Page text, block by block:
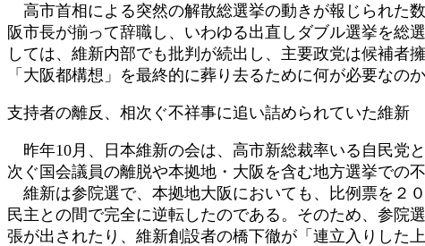
時
:
高市首相による突然の解散総選挙の動きが報じられた
阪市長が揃って辞職し、いわゆる出直しダブル選挙を総
しては、維新内部でも批判が続出し、主要政党は候補者
「大阪都構想」を最終的に葬り去るために何が必要なの
支持者の離反、相次ぐ不祥事に追い詰められていた維新
昨年10月、日本維新の会は、高市新総裁率いる自民党
次ぐ国会議員の離脱や本拠地・大阪を含む地方選挙での
維新は参院選で、本拠地大阪においても、比例票を２
民主との間で完全に逆転したのである。そのため、参院
張が出されたり、維新創設者の橋下徹が「連立入りした